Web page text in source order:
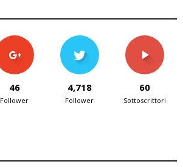
46
Follower
4,718
Follower
60
Sottoscrittori